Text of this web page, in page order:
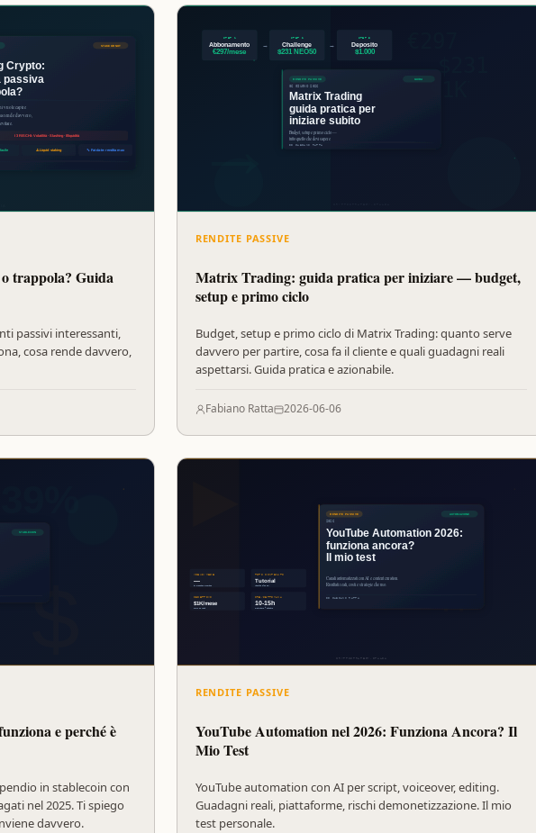
trappola? Guida
passivi interessanti,
cosa rende davvero,
RENDITE PASSIVE
Matrix Trading: guida pratica per iniziare — budget,
setup e primo ciclo
Budget, setup e primo ciclo di Matrix Trading: quanto serve
davvero per partire, cosa fa il cliente e quali guadagni reali
aspettarsi. Guida pratica e azionabile.
Fabiano Ratta 2026-06-06
e perché è
in stablecoin con
nel 2025. Ti spiego
se conviene davvero.
RENDITE PASSIVE
YouTube Automation nel 2026: Funziona Ancora? Il
Mio Test
YouTube automation con AI per script, voiceover, editing.
Guadagni reali, piattaforme, rischi demonetizzazione. Il mio
test personale.